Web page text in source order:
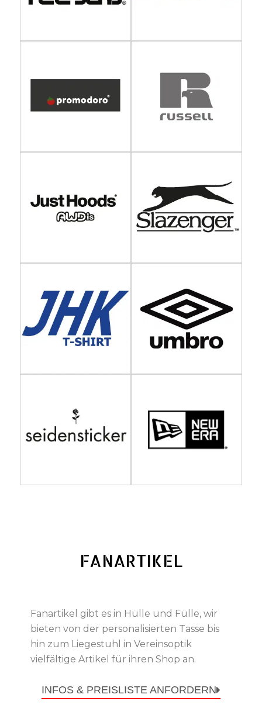
FANARTIKEL
Fanartikel gibt es in Hülle und Fülle, wir
bieten von der personalisierten Tasse bis
hin zum Liegestuhl in Vereinsoptik
vielfältige Artikel für ihren Shop an.
INFOS & PREISLISTE ANFORDERN